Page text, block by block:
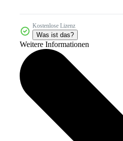
Kostenlose Lizenz
Was ist das?
Weitere Informationen